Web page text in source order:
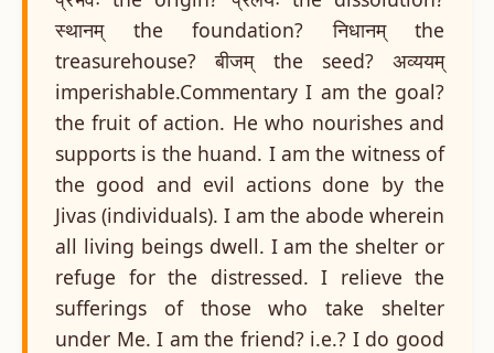
स्थानम् the foundation? निधानम् the
treasurehouse? बीजम् the seed? अव्ययम्
imperishable.Commentary I am the goal?
the fruit of action. He who nourishes and
supports is the huand. I am the witness of
the good and evil actions done by the
Jivas (individuals). I am the abode wherein
all living beings dwell. I am the shelter or
refuge for the distressed. I relieve the
sufferings of those who take shelter
under Me. I am the friend? i.e.? I do good